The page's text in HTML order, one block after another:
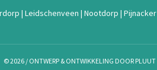
| Leidschenveen | Nootdorp | Pijnacker
© 2026 / ONTWERP & ONTWIKKELING DOOR PLUUT